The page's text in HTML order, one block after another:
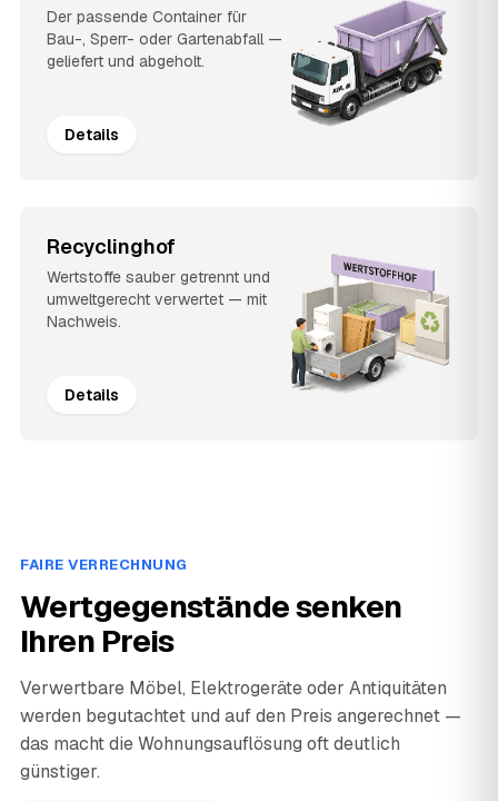
Der passende Container für
Bau-, Sperr- oder Gartenabfall —
geliefert und abgeholt.
Details
Recyclinghof
Wertstoffe sauber getrennt und
umweltgerecht verwertet — mit
Nachweis.
Details
FAIRE VERRECHNUNG
Wertgegenstände senken
Ihren Preis
Verwertbare Möbel, Elektrogeräte oder Antiquitäten
werden begutachtet und auf den Preis angerechnet —
das macht die Wohnungsauflösung oft deutlich
günstiger.